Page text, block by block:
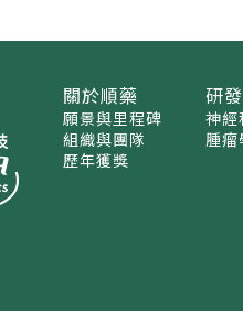
關於順藥
願景與里程碑
組織與團隊
歷年獲獎
研
神經
腫瘤